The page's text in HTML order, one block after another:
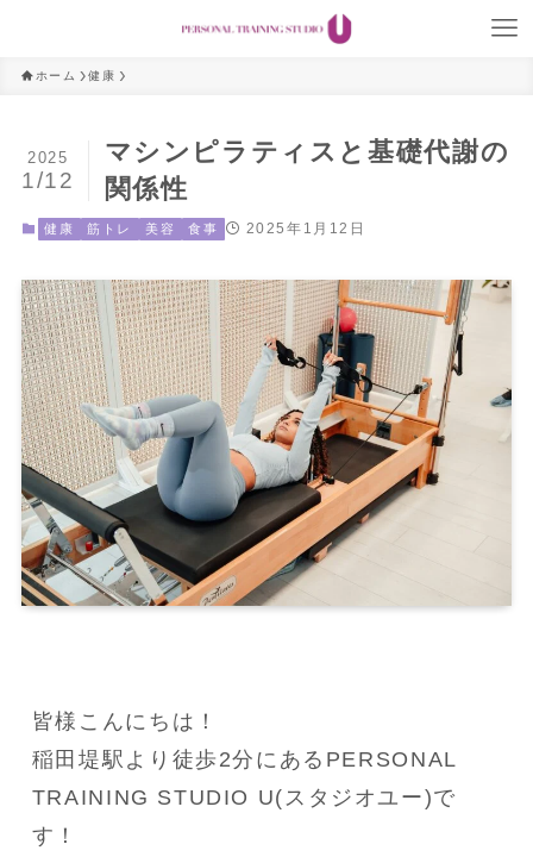
ホーム 健康
マシンピラティスと基礎代謝の
関係性
2025
1/12
健康 筋トレ 美容 食事 2025年1月12日
皆様こんにちは！
稲田堤駅より徒歩2分にあるPERSONAL
TRAINING STUDIO U(スタジオユー)で
す！